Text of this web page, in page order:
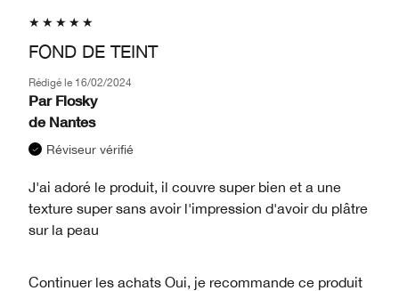
FOND DE TEINT
Rédigé le 16/02/2024
Par Flosky
de Nantes
Réviseur vérifié
J'ai adoré le produit, il couvre super bien et a une
texture super sans avoir l'impression d'avoir du plâtre
sur la peau
Continuer les achats Oui, je recommande ce produit